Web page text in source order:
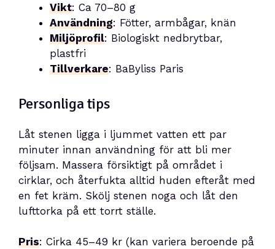
Vikt: Ca 70–80 g
Användning: Fötter, armbågar, knän
Miljöprofil: Biologiskt nedbrytbar,
plastfri
Tillverkare: BaByliss Paris
Personliga tips
Låt stenen ligga i ljummet vatten ett par
minuter innan användning för att bli mer
följsam. Massera försiktigt på området i
cirklar, och återfukta alltid huden efteråt med
en fet kräm. Skölj stenen noga och låt den
lufttorka på ett torrt ställe.
Pris: Cirka 45–49 kr (kan variera beroende på